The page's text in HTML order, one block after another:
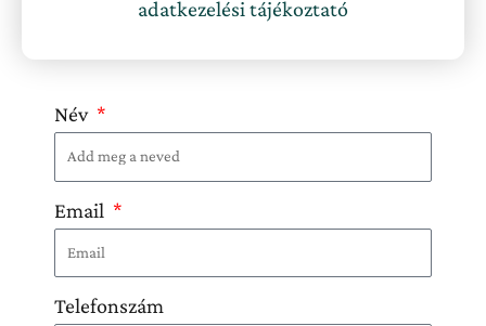
adatkezelési tájékoztató
vonatkozóan. A tényleges ár függ a létszámtól és az időszaktól.
Üzenet küldése a szállásadónak
Név
Email
Telefonszám